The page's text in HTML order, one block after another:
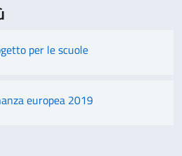
per le scuole
europea 2019